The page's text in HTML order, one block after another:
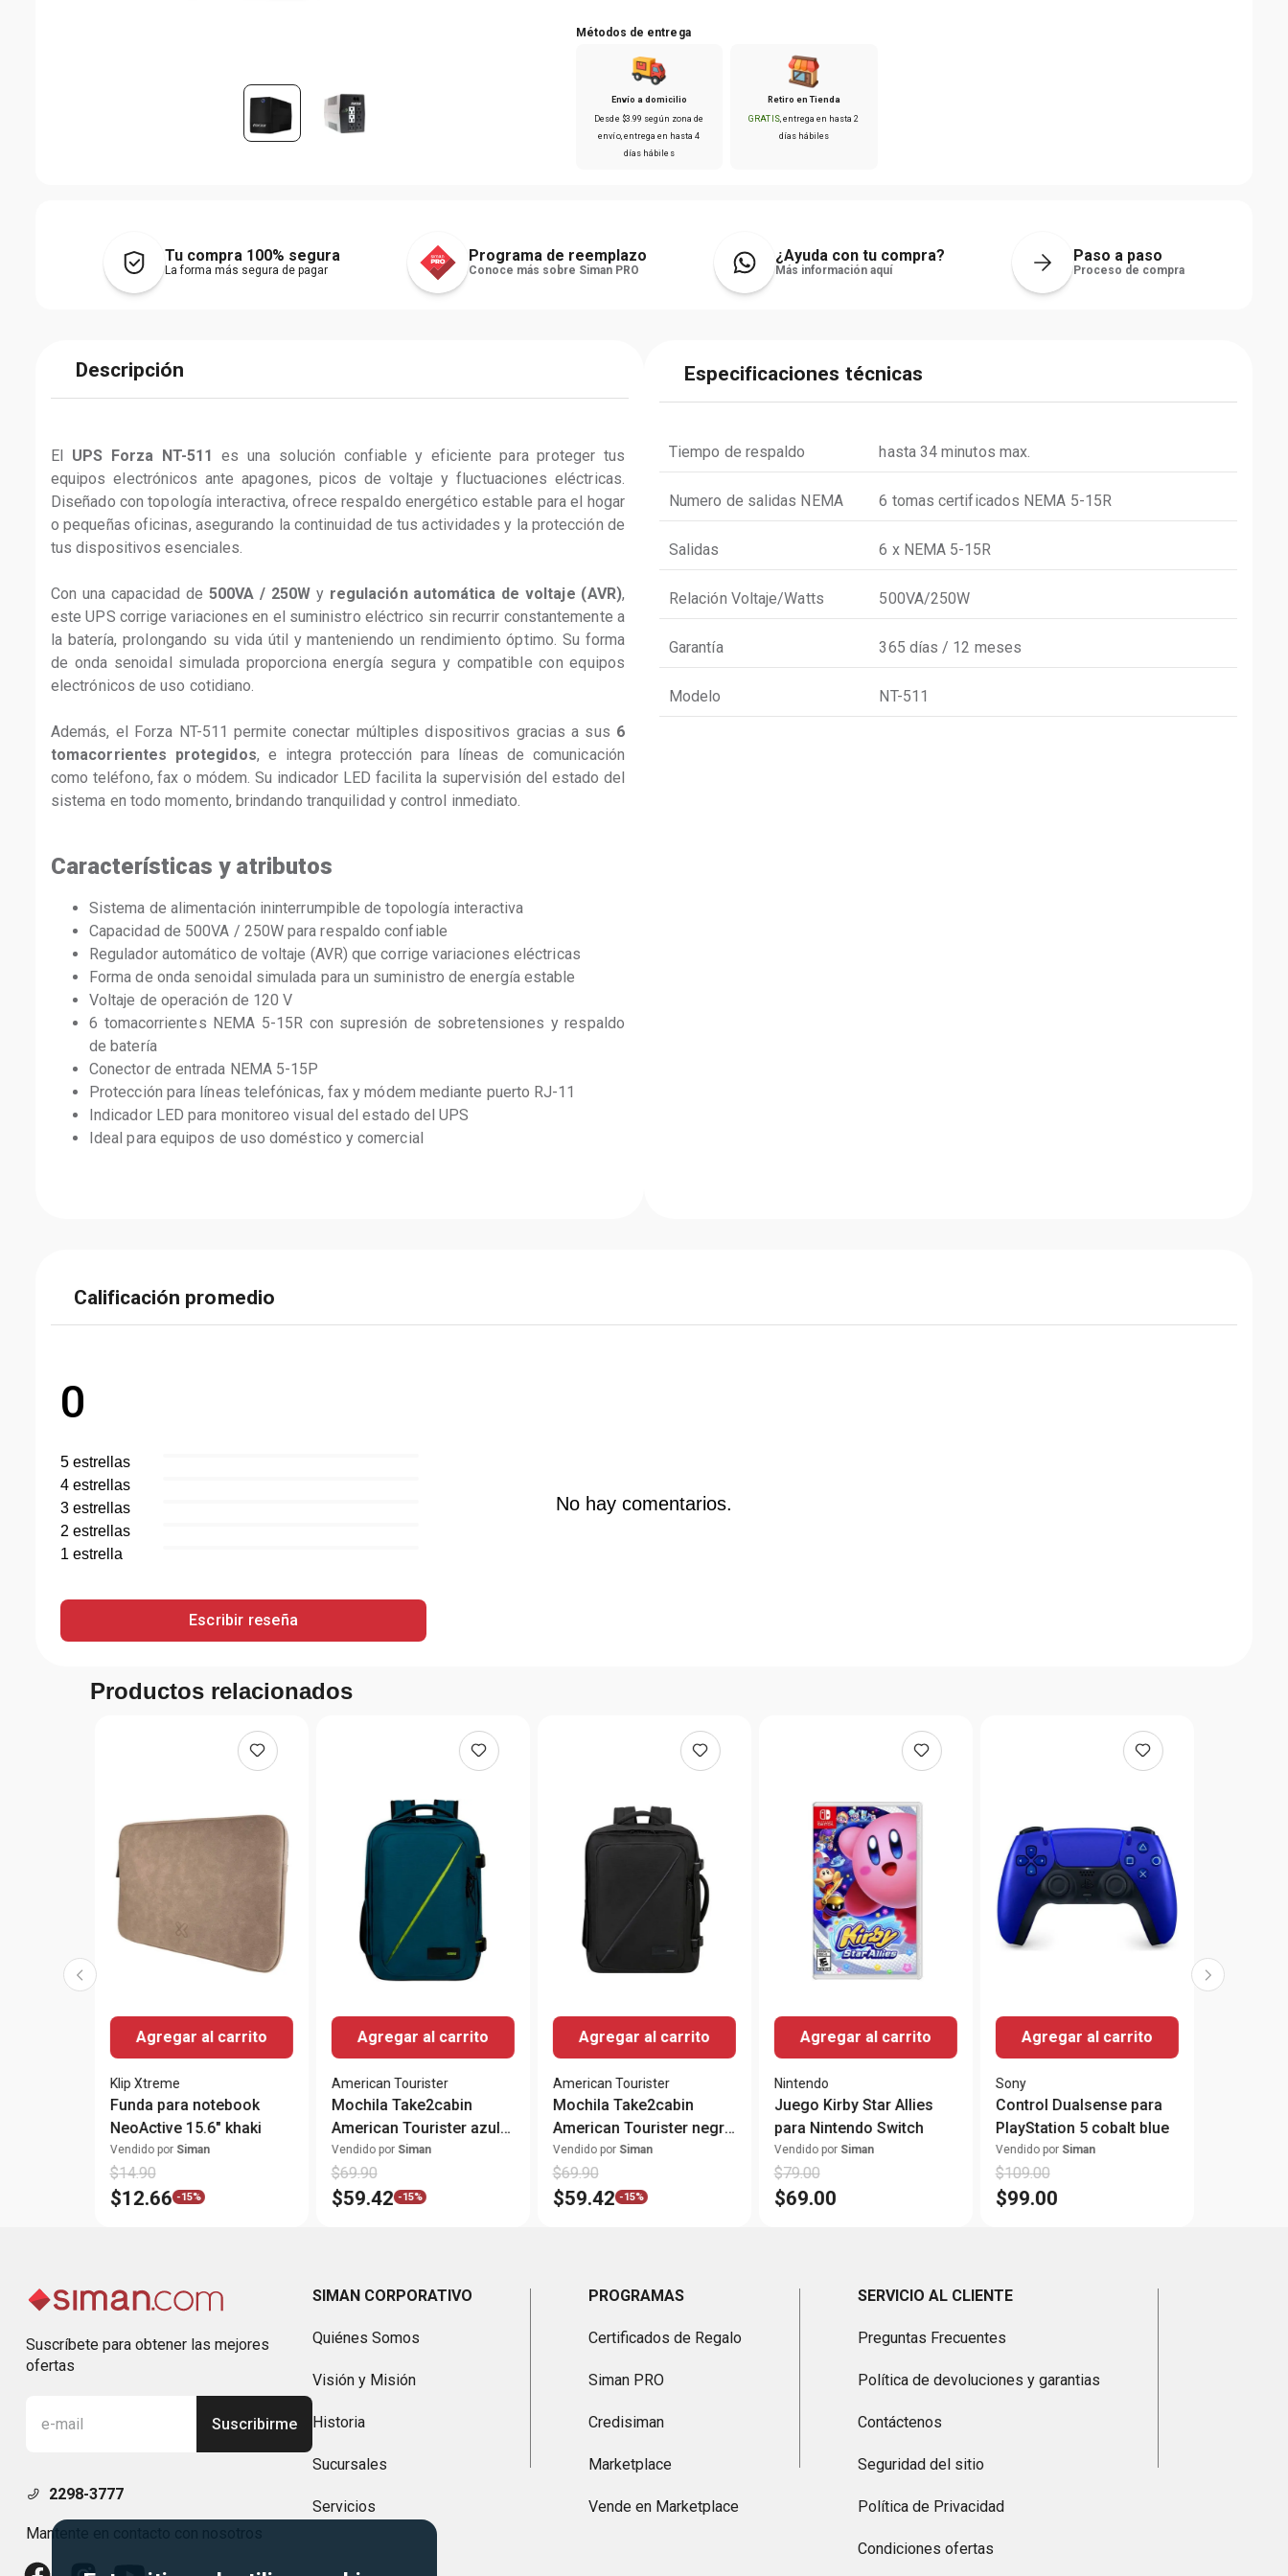
Métodos de entrega
Envío a domicilio
Desde $3 99 según zona de
envío, entrega en hasta4
días hábiles
Retiro en Tienda
GRATIS, entrega en hasta2
días hábiles
Tu compra 100% segura
La forma más segura de pagar
Programa de reemplazo
Conoce más sobre Siman PRO
¿Ayuda con tu compra?
Más información aquí
Paso a paso
Proceso de compra
Descripción
El UPS Forza NT-511 es una solución confiable y eficiente para proteger tus
equipos electrónicos ante apagones, picos de voltaje y fluctuaciones eléctricas.
Diseñado con topología interactiva, ofrece respaldo energético estable para el hogar
o pequeñas oficinas, asegurando la continuidad de tus actividades y la protección de
tus dispositivos esenciales.
Con una capacidad de 500VA / 250W y regulación automática de voltaje (AVR),
este UPS corrige variaciones en el suministro eléctrico sin recurrir constantemente a
la batería, prolongando su vida útil y manteniendo un rendimiento óptimo. Su forma
de onda senoidal simulada proporciona energía segura y compatible con equipos
electrónicos de uso cotidiano.
Además, el Forza NT-511 permite conectar múltiples dispositivos gracias a sus 6
tomacorrientes protegidos, e integra protección para líneas de comunicación
como teléfono, fax o módem. Su indicador LED facilita la supervisión del estado del
sistema en todo momento, brindando tranquilidad y control inmediato.
Características y atributos
Sistema de alimentación ininterrumpible de topología interactiva
Capacidad de 500VA / 250W para respaldo confiable
Regulador automático de voltaje (AVR) que corrige variaciones eléctricas
Forma de onda senoidal simulada para un suministro de energía estable
Voltaje de operación de 120 V
6 tomacorrientes NEMA 5-15R con supresión de sobretensiones y respaldo
de batería
Conector de entrada NEMA 5-15P
Protección para líneas telefónicas, fax y módem mediante puerto RJ-11
Indicador LED para monitoreo visual del estado del UPS
Ideal para equipos de uso doméstico y comercial
Especificaciones técnicas
Tiempo de respaldo hasta 34 minutos max.
Numero de salidas NEMA 6 tomas certificados NEMA 5-15R
Salidas 6 x NEMA 5-15R
Relación Voltaje/Watts 500VA/250W
Garantía 365 días / 12 meses
Modelo NT-511
Calificación promedio
0
5 estrellas
4 estrellas
3 estrellas
2 estrellas
1 estrella
Escribir reseña
No hay comentarios.
Productos relacionados
Agregar al carrito
Klip Xtreme
Funda para notebook
NeoActive 15.6" khaki
Vendido por Siman
$14.90
$12.66 -15%
Agregar al carrito
American Tourister
Mochila Take2cabin
American Tourister azul
M 38L
Vendido por Siman
$69.90
$59.42 -15%
Agregar al carrito
American Tourister
Mochila Take2cabin
American Tourister negra
M 38L
Vendido por Siman
$69.90
$59.42 -15%
Agregar al carrito
Nintendo
Juego Kirby Star Allies
para Nintendo Switch
Vendido por Siman
$79.00
$69.00
Agregar al carrito
Sony
Control Dualsense para
PlayStation 5 cobalt blue
Vendido por Siman
$109.00
$99.00
Suscríbete para obtener las mejores
ofertas
Suscribirme
2298-3777
Mantente en contacto con nosotros
SIMAN CORPORATIVO
Quiénes Somos
Visión y Misión
Historia
Sucursales
Servicios
PROGRAMAS
Certificados de Regalo
Siman PRO
Credisiman
Marketplace
Vende en Marketplace
SERVICIO AL CLIENTE
Preguntas Frecuentes
Política de devoluciones y garantias
Contáctenos
Seguridad del sitio
Política de Privacidad
Condiciones ofertas